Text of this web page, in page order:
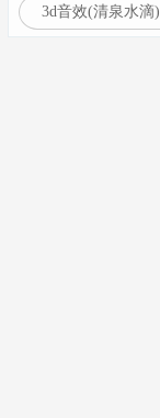
3d音效(清泉水滴)